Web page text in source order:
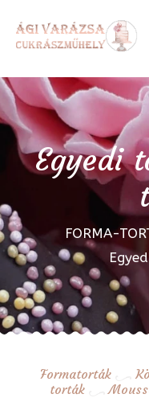
Egyedi
FORMA-
Formatorták
torták